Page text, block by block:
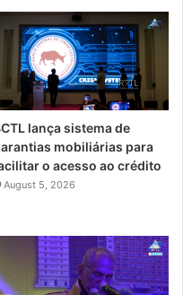
lança sistema de
mobiliárias para
o acesso ao crédito
August 5, 2026